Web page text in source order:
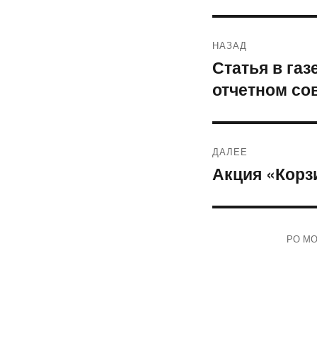
по
записям
НАЗАД
Предыдущая
запись:
Статья в
отчетном
ДАЛЕЕ
Следующая
Акция
РО